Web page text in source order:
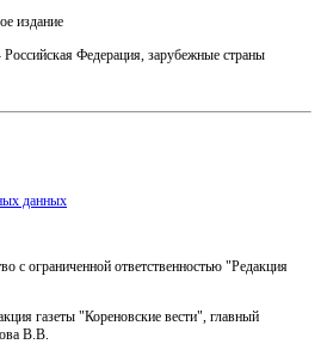
издание
Российская Федерация, зарубежные страны
данных
с ограниченной ответственностью "Редакция
газеты "Кореновские вести", главный
В.В.